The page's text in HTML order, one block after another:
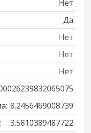
Нет
Да
Нет
Нет
Нет
8.2456469008739
3.5810389487722